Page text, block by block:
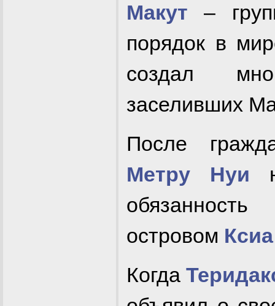
Макут –
порядок в
создал
заселивших
После
Метру Нуи
островом Ксиа
Когда